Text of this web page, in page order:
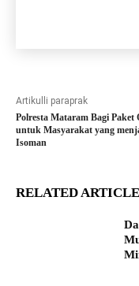
Artikulli paraprak
Polresta Mataram Bagi Paket
untuk Masyarakat yang
Isoman
RELATED